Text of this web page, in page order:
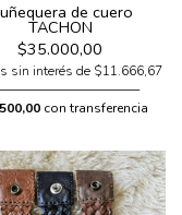
de cuero
TACHON
$35.000,00
sin interés de $11.666,67
con transferencia